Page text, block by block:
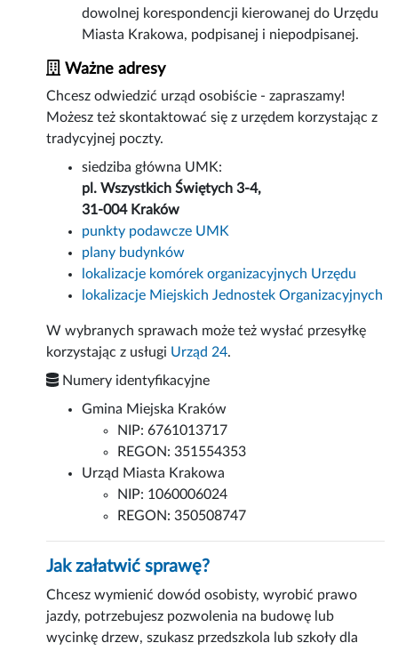
dowolnej korespondencji kierowanej do Urzędu
Miasta Krakowa, podpisanej i niepodpisanej.
Ważne adresy
Chcesz odwiedzić urząd osobiście - zapraszamy!
Możesz też skontaktować się z urzędem korzystając z
tradycyjnej poczty.
siedziba główna UMK:
pl. Wszystkich Świętych 3-4,
31-004 Kraków
punkty podawcze UMK
plany budynków
lokalizacje komórek organizacyjnych Urzędu
lokalizacje Miejskich Jednostek Organizacyjnych
W wybranych sprawach może też wysłać przesyłkę
korzystając z usługi Urząd 24.
Numery identyfikacyjne
Gmina Miejska Kraków
NIP: 6761013717
REGON: 351554353
Urząd Miasta Krakowa
NIP: 1060006024
REGON: 350508747
Jak załatwić sprawę?
Chcesz wymienić dowód osobisty, wyrobić prawo
jazdy, potrzebujesz pozwolenia na budowę lub
wycinkę drzew, szukasz przedszkola lub szkoły dla